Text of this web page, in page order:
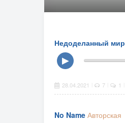
Недоделанный мир
▶
28.04.2021 7 1
No Name Авторская